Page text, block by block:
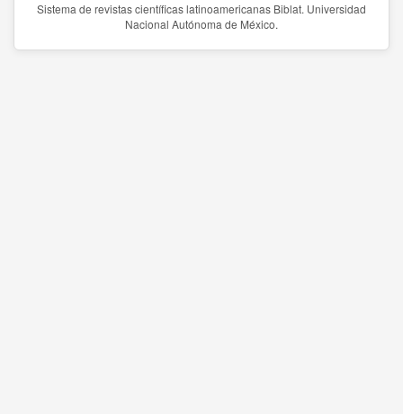
Sistema de revistas científicas latinoamericanas Biblat. Universidad
Nacional Autónoma de México.